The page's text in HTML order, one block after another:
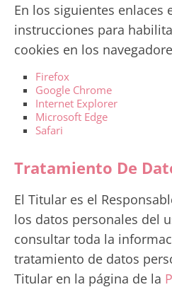
En los siguientes enlaces
instrucciones para
cookies en los
Firefox
Google Chrome
Internet Explorer
Microsoft Edge
Safari
Tratamiento De
El Titular es el
los datos personales del
consultar toda la
tratamiento de datos
Titular en la página de la